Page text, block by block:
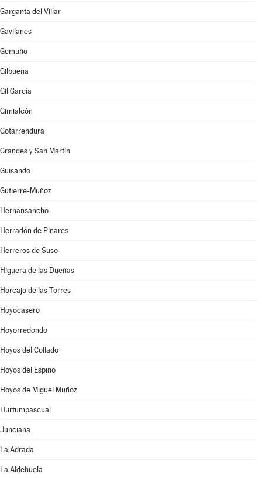
Garganta del Villar
Gavilanes
Gemuño
Gilbuena
Gil García
Gimialcón
Gotarrendura
Grandes y San Martín
Guisando
Gutierre-Muñoz
Hernansancho
Herradón de Pinares
Herreros de Suso
Higuera de las Dueñas
Horcajo de las Torres
Hoyocasero
Hoyorredondo
Hoyos del Collado
Hoyos del Espino
Hoyos de Miguel Muñoz
Hurtumpascual
Junciana
La Adrada
La Aldehuela